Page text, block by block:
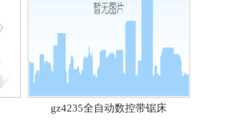
gz4235全自动数控带锯床